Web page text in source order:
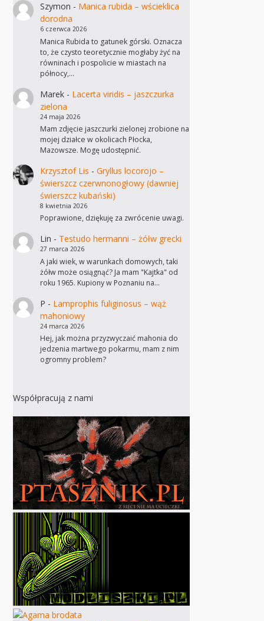
Szymon - Manica rubida – wścieklica
dorodna
6 czerwca 2026
Manica Rubida to gatunek górski. Oznacza
to, że czysto teoretycznie mogłaby żyć na
równinach i pospolicie w miastach na
północy,…
Marek- Lacerta viridis – jaszczurka
zielona
24 maja 2026
Mam zdjęcie jaszczurki zielonej zrobione na
mojej działce w okolicach Płocka,
Mazowsze. Mogę udostępnić.
Krzysztof Lis - Gryllus locorojo –
świerszcz czerwnonogłowy (dawniej
świerszcz kubański)
8 kwietnia 2026
Poprawione, dziękuję za zwrócenie uwagi.
Lin - Testudo hermanni – żółw grecki
27 marca 2026
A jaki wiek, w warunkach domowych, taki
żółw może osiągnąć? Ja mam "Kajtka" od
roku 1965. Kupiony w Poznaniu na…
P - Lamprophis fuliginosus – wąż
mahoniowy
24 marca 2026
Hej, jak można przyzwyczaić mahonia do
jedzenia martwego pokarmu, mam z nim
ogromny problem?
Współpracują z nami